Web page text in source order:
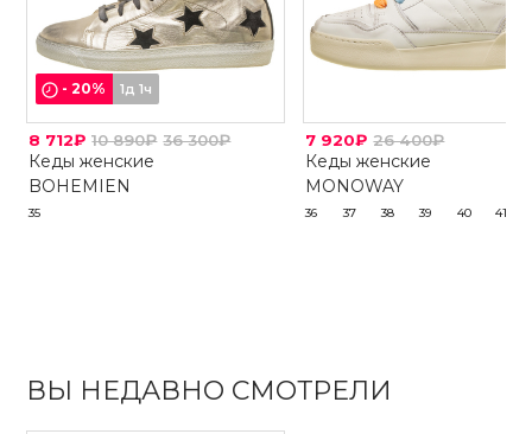
-20% 1д 1ч
8 712₽ 10 890₽ 36 300₽
Кеды женские
BOHEMIEN
35
7 920₽ 26 400₽
Кеды женские
MONOWAY
36 37 38 39 40 41
ВЫ НЕДАВНО СМОТРЕЛИ